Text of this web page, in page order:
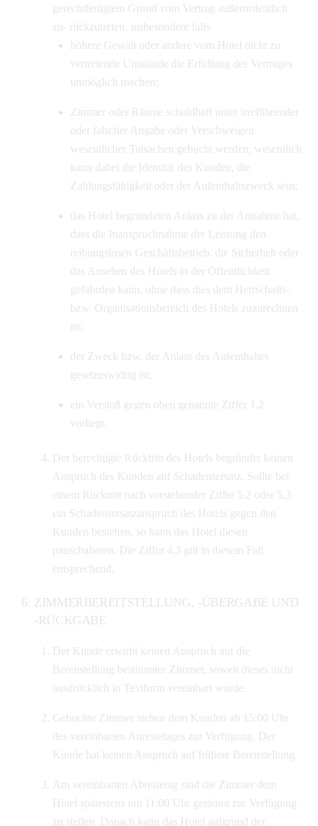
gerechtfertigtem Grund vom Vertrag außerordentlich
zu- rückzutreten, insbesondere falls
höhere Gewalt oder andere vom Hotel nicht zu
vertretende Umstände die Erfüllung des Vertrages
unmöglich machen;
Zimmer oder Räume schuldhaft unter irreführender
oder falscher Angabe oder Verschweigen
wesentlicher Tatsachen gebucht werden; wesentlich
kann dabei die Identität des Kunden, die
Zahlungsfähigkeit oder der Aufenthaltszweck sein;
das Hotel begründeten Anlass zu der Annahme hat,
dass die Inanspruchnahme der Leistung den
reibungslosen Geschäftsbetrieb, die Sicherheit oder
das Ansehen des Hotels in der Öffentlichkeit
gefährden kann, ohne dass dies dem Herrschafts-
bzw. Organisationsbereich des Hotels zuzurechnen
ist;
der Zweck bzw. der Anlass des Aufenthaltes
gesetzeswidrig ist;
ein Verstoß gegen oben genannte Ziffer 1.2
vorliegt.
Der berechtigte Rücktritt des Hotels begründet keinen
Anspruch des Kunden auf Schadensersatz. Sollte bei
einem Rücktritt nach vorstehender Ziffer 5.2 oder 5.3
ein Schadensersatzanspruch des Hotels gegen den
Kunden bestehen, so kann das Hotel diesen
pauschalieren. Die Ziffer 4.3 gilt in diesem Fall
entsprechend.
ZIMMERBEREITSTELLUNG, -ÜBERGABE UND
-RÜCKGABE
Der Kunde erwirbt keinen Anspruch auf die
Bereitstellung bestimmter Zimmer, soweit dieses nicht
ausdrücklich in Textform vereinbart wurde.
Gebuchte Zimmer stehen dem Kunden ab 15:00 Uhr
des vereinbarten Anreisetages zur Verfügung. Der
Kunde hat keinen Anspruch auf frühere Bereitstellung.
Am vereinbarten Abreisetag sind die Zimmer dem
Hotel spätestens um 11:00 Uhr geräumt zur Verfügung
zu stellen. Danach kann das Hotel aufgrund der